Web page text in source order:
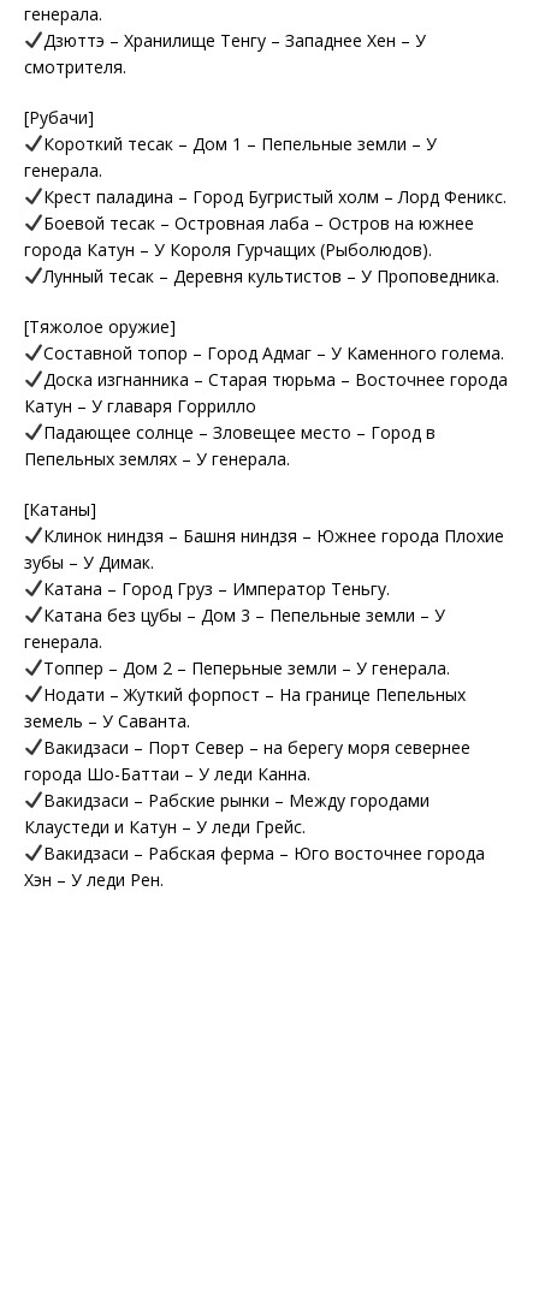
генерала.
Дзюттэ – Хранилище Тенгу – Западнее Хен – У
смотрителя.
[Рубачи]
Короткий тесак – Дом 1 – Пепельные земли – У
генерала.
Крест паладина – Город Бугристый холм – Лорд Феникс.
Боевой тесак – Островная лаба – Остров на южнее
города Катун – У Короля Гурчащих (Рыболюдов).
Лунный тесак – Деревня культистов – У Проповедника.
[Тяжолое оружие]
Составной топор – Город Адмаг – У Каменного голема.
Доска изгнанника – Старая тюрьма – Восточнее города
Катун – У главаря Горрилло
Падающее солнце – Зловещее место – Город в
Пепельных землях – У генерала.
[Катаны]
Клинок ниндзя – Башня ниндзя – Южнее города Плохие
зубы – У Димак.
Катана – Город Груз – Император Теньгу.
Катана без цубы – Дом 3 – Пепельные земли – У
генерала.
Топпер – Дом 2 – Пеперьные земли – У генерала.
Нодати – Жуткий форпост – На границе Пепельных
земель – У Саванта.
Вакидзаси – Порт Север – на берегу моря севернее
города Шо-Баттаи – У леди Канна.
Вакидзаси – Рабские рынки – Между городами
Клаустеди и Катун – У леди Грейс.
Вакидзаси – Рабская ферма – Юго восточнее города
Хэн – У леди Рен.